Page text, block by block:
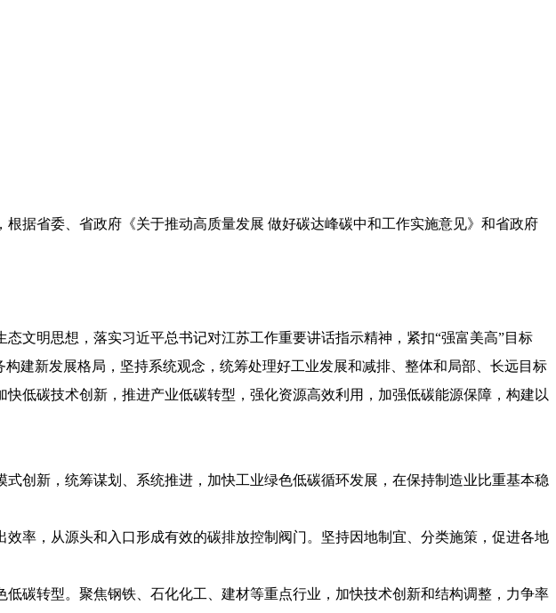
据省委、省政府《关于推动高质量发展 做好碳达峰碳中和工作实施意见》和省政府
文明思想，落实习近平总书记对江苏工作重要讲话指示精神，紧扣“强富美高”目标
建新发展格局，坚持系统观念，统筹处理好工业发展和减排、整体和局部、长远目标
低碳技术创新，推进产业低碳转型，强化资源高效利用，加强低碳能源保障，构建以
创新，统筹谋划、系统推进，加快工业绿色低碳循环发展，在保持制造业比重基本稳
率，从源头和入口形成有效的碳排放控制阀门。坚持因地制宜、分类施策，促进各地
碳转型。聚焦钢铁、石化化工、建材等重点行业，加快技术创新和结构调整，力争率